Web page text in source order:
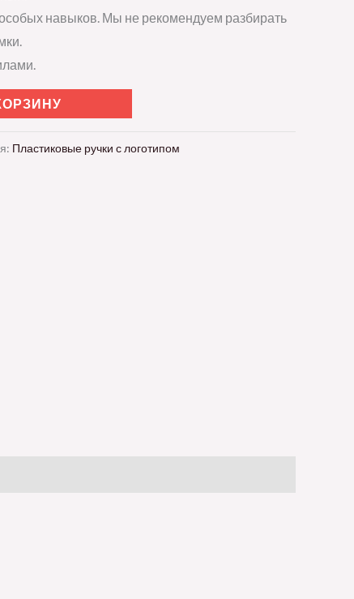
навыков. Мы не рекомендуем разбирать
Пластиковые ручки с логотипом